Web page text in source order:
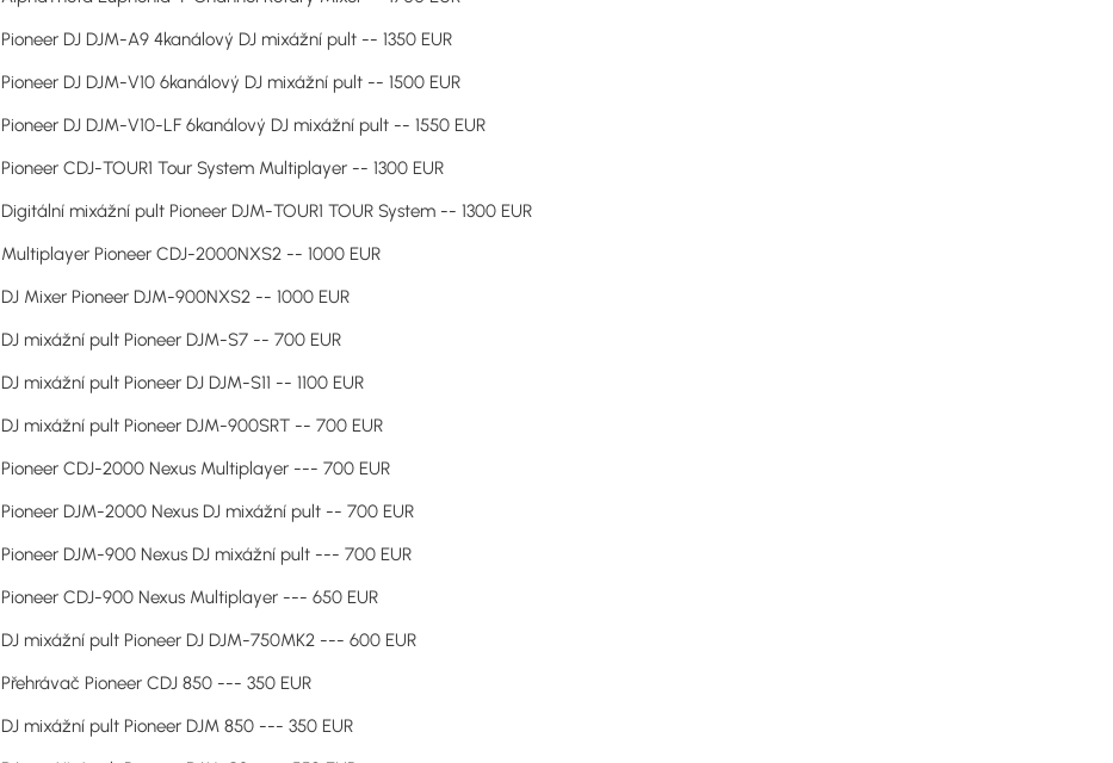
Pioneer DJ DJM-A9 4kanálový DJ mixážní pult -- 1350 EUR
Pioneer DJ DJM-V10 6kanálový DJ mixážní pult -- 1500 EUR
Pioneer DJ DJM-V10-LF 6kanálový DJ mixážní pult -- 1550 EUR
Pioneer CDJ-TOUR1 Tour System Multiplayer -- 1300 EUR
Digitální mixážní pult Pioneer DJM-TOUR1 TOUR System -- 1300 EUR
Multiplayer Pioneer CDJ-2000NXS2 -- 1000 EUR
DJ Mixer Pioneer DJM-900NXS2 -- 1000 EUR
DJ mixážní pult Pioneer DJM-S7 -- 700 EUR
DJ mixážní pult Pioneer DJ DJM-S11 -- 1100 EUR
DJ mixážní pult Pioneer DJM-900SRT -- 700 EUR
Pioneer CDJ-2000 Nexus Multiplayer --- 700 EUR
Pioneer DJM-2000 Nexus DJ mixážní pult -- 700 EUR
Pioneer DJM-900 Nexus DJ mixážní pult --- 700 EUR
Pioneer CDJ-900 Nexus Multiplayer --- 650 EUR
DJ mixážní pult Pioneer DJ DJM-750MK2 --- 600 EUR
Přehrávač Pioneer CDJ 850 --- 350 EUR
DJ mixážní pult Pioneer DJM 850 --- 350 EUR